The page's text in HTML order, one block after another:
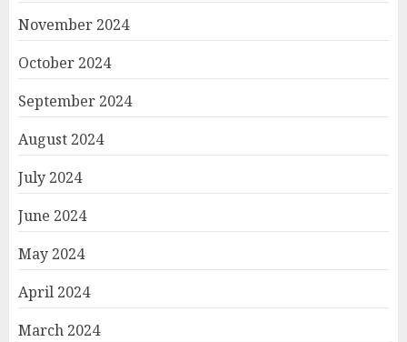
November 2024
October 2024
September 2024
August 2024
July 2024
June 2024
May 2024
April 2024
March 2024